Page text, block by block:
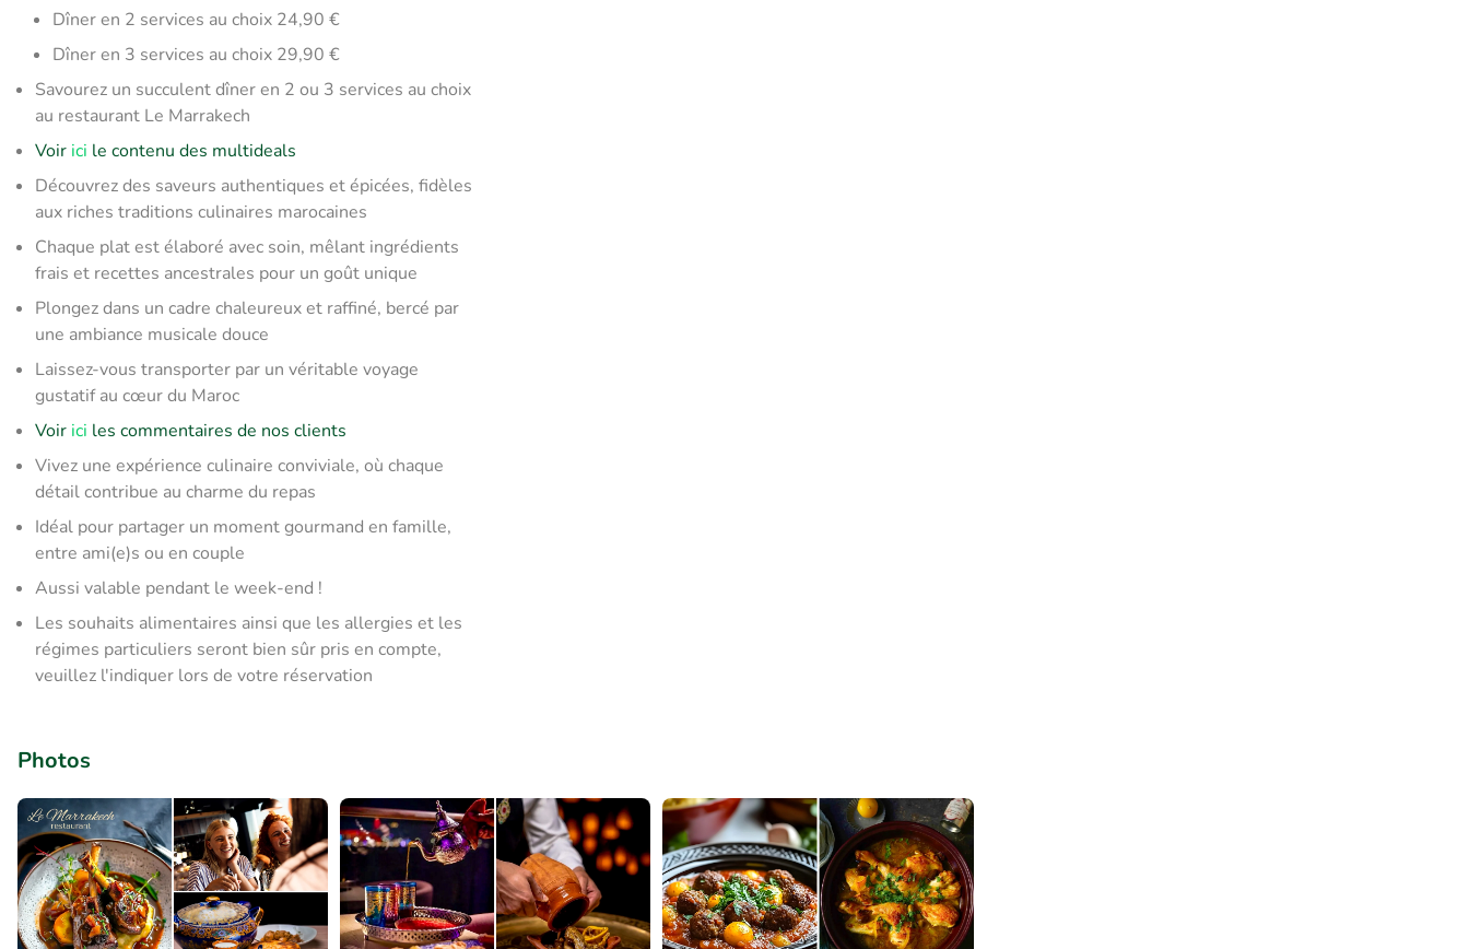
Dîner en 2 services au choix 24,90 €
Dîner en 3 services au choix 29,90 €
Savourez un succulent dîner en 2 ou 3 services au choix
au restaurant Le Marrakech
Voir ici le contenu des multideals
Découvrez des saveurs authentiques et épicées, fidèles
aux riches traditions culinaires marocaines
Chaque plat est élaboré avec soin, mêlant ingrédients
frais et recettes ancestrales pour un goût unique
Plongez dans un cadre chaleureux et raffiné, bercé par
une ambiance musicale douce
Laissez-vous transporter par un véritable voyage
gustatif au cœur du Maroc
Voir ici les commentaires de nos clients
Vivez une expérience culinaire conviviale, où chaque
détail contribue au charme du repas
Idéal pour partager un moment gourmand en famille,
entre ami(e)s ou en couple
Aussi valable pendant le week-end !
Les souhaits alimentaires ainsi que les allergies et les
régimes particuliers seront bien sûr pris en compte,
veuillez l'indiquer lors de votre réservation
Photos